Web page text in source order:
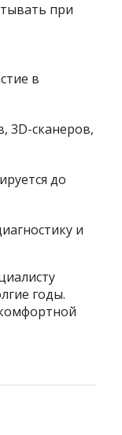
при
в
3D-сканеров,
до
и
годы.